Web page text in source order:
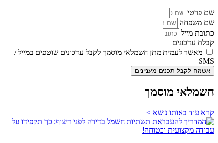
שם פרטי
שם משפחה
כתובת מייל
קבלת עדכונים
מאשר לעמית מתן חשמלאי מוסמך לקבל עדכונים שוטפים במייל /
SMS
אשמח לקבל תכנים מעניינים
חשמלאי מוסמך
קרא עוד באותו נושא >